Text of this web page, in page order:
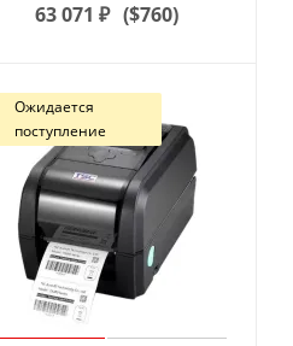
63 071 ₽ ($760)
Ожидается
поступление